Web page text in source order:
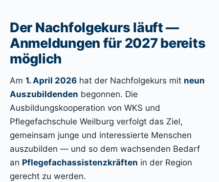
Der Nachfolgekurs läuft —
Anmeldungen für 2027 bereits
möglich
Am 1. April 2026 hat der Nachfolgekurs mit neun
Auszubildenden begonnen. Die
Ausbildungskooperation von WKS und
Pflegefachschule Weilburg verfolgt das Ziel,
gemeinsam junge und interessierte Menschen
auszubilden — und so dem wachsenden Bedarf
an Pflegefachassistenzkräften in der Region
gerecht zu werden.